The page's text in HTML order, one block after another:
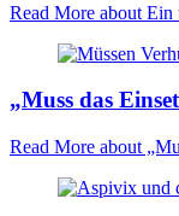
Read More about Ein
„Muss das
Read More about